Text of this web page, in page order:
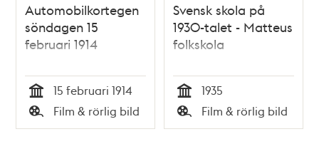
Automobilkortegen
söndagen 15
februari 1914
Tid
15 februari 1914
Typ
Film & rörlig bild
Svensk skola på
1930-talet - Matteus
folkskola
Tid
1935
Typ
Film & rörlig bild